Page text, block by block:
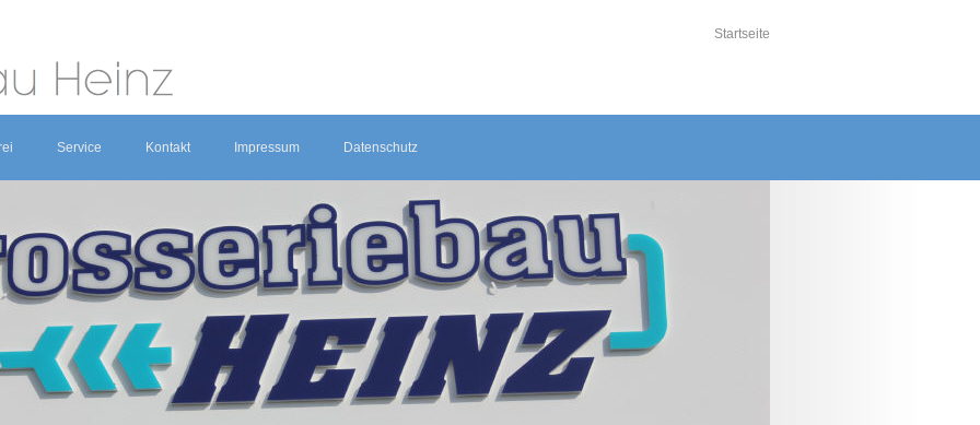
Startseite
Service Kontakt Impressum Datenschutz